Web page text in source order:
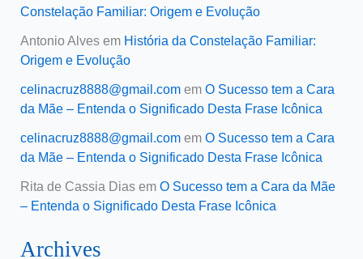
Constelação Familiar: Origem e Evolução
Antonio Alvesem História da Constelação Familiar:
Origem e Evolução
celinacruz8888@gmail.comem O Sucesso tem a Cara
da Mãe – Entenda o Significado Desta Frase Icônica
celinacruz8888@gmail.comem O Sucesso tem a Cara
da Mãe – Entenda o Significado Desta Frase Icônica
Rita de Cassia Diasem O Sucesso tem a Cara da Mãe
– Entenda o Significado Desta Frase Icônica
Archives